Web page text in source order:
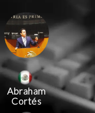
Abraham
Cortés